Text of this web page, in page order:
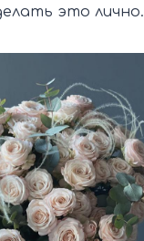
это лично.